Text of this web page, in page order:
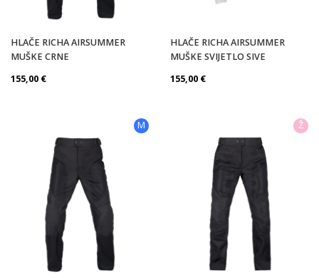
HLAČE RICHA AIRSUMMER
MUŠKE CRNE
155,00 €
HLAČE RICHA AIRSUMMER
MUŠKE SVIJETLO SIVE
155,00 €
M Ž